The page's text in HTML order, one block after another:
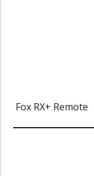
Fox RX+ Remote